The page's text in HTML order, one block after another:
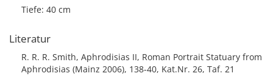
Tiefe: 40 cm
Literatur
R. R. R. Smith, Aphrodisias II, Roman Portrait Statuary from
Aphrodisias (Mainz 2006), 138-40, Kat.Nr. 26, Taf. 21